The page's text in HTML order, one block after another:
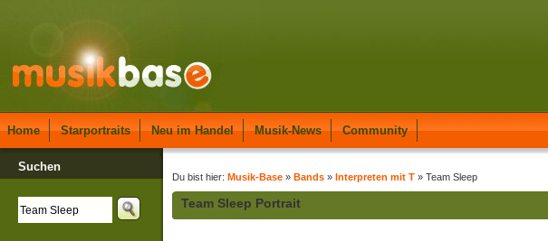
Home Starportraits Neu im Handel Musik-News Community
Suchen
Du bist hier: Musik-Base » Bands » Interpreten mit T » Team Sleep
Team Sleep Portrait